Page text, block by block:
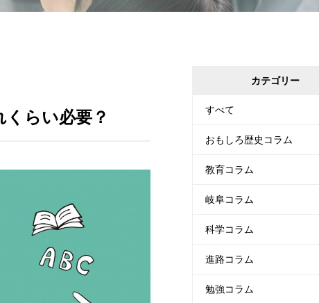
らい必要？
カテゴリー
すべて
おもしろ歴史コラム
教育コラム
岐阜コラム
科学コラム
進路コラム
勉強コラム